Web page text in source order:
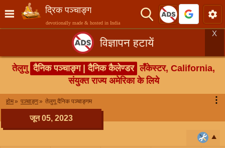
द्रिक पञ्चाङ्ग
devotionally made & hosted in India
विज्ञापन हटायें
X
तेलुगु दैनिक पञ्चाङ्ग | दैनिक कैलेण्डर लँकेस्टर, California,
संयुक्त राज्य अमेरिका के लिये
होम पञ्चाङ्ग तेलुगू दैनिक पञ्चाङ्गम ⋮
जून 05, 2023